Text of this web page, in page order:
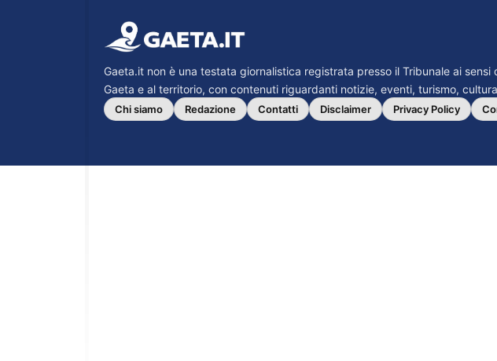
Gaeta.it non è una testata giornalistica registrata presso il Tribunale ai
Gaeta e al territorio, con contenuti riguardanti notizie, eventi, turismo,
Chi siamo Redazione Contatti Disclaimer Privacy Policy